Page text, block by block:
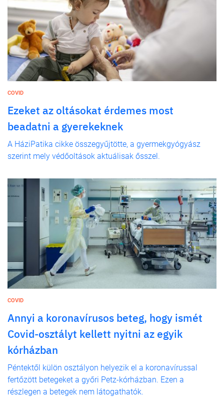
COVID
Ezeket az oltásokat érdemes most
beadatni a gyerekeknek
A HáziPatika cikke összegyűjtötte, a gyermekgyógyász
szerint mely védőoltások aktuálisak ősszel.
COVID
Annyi a koronavírusos beteg, hogy ismét
Covid-osztályt kellett nyitni az egyik
kórházban
Péntektől külön osztályon helyezik el a koronavírussal
fertőzött betegeket a győri Petz-kórházban. Ezen a
részlegen a betegek nem látogathatók.